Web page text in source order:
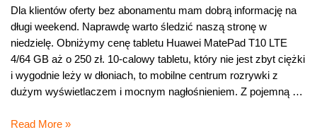
Dla klientów oferty bez abonamentu mam dobrą informację na
długi weekend. Naprawdę warto śledzić naszą stronę w
niedzielę. Obniżymy cenę tabletu Huawei MatePad T10 LTE
4/64 GB aż o 250 zł. 10-calowy tabletu, który nie jest zbyt ciężki
i wygodnie leży w dłoniach, to mobilne centrum rozrywki z
dużym wyświetlaczem i mocnym nagłośnieniem. Z pojemną …
Tablet
Read More »